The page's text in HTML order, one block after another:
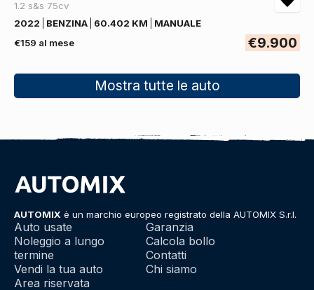
1.2 s&s 75cv
2022
BENZINA 60.402 KM
MANUALE
€159 al mese
€9.900
Mostra tutte le auto
AUTOMIX è un marchio europeo registrato della AUTOMIX S.r.l.
Auto usate
Noleggio a lungo
termine
Vendi la tua auto
Area riservata
Garanzia
Calcola bollo
Contatti
Chi siamo